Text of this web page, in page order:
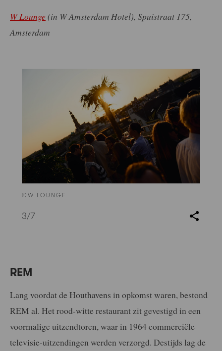
W Lounge (in W Amsterdam Hotel), Spuistraat 175,
Amsterdam
©W LOUNGE
3/7
REM
Lang voordat de Houthavens in opkomst waren, bestond
REM al. Het rood-witte restaurant zit gevestigd in een
voormalige uitzendtoren, waar in 1964 commerciële
televisie-uitzendingen werden verzorgd. Destijds lag de